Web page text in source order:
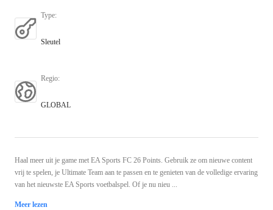
Type:
Sleutel
Regio:
GLOBAL
Haal meer uit je game met EA Sports FC 26 Points. Gebruik ze om nieuwe content
vrij te spelen, je Ultimate Team aan te passen en te genieten van de volledige ervaring
van het nieuwste EA Sports voetbalspel. Of je nu nieu ...
Meer lezen